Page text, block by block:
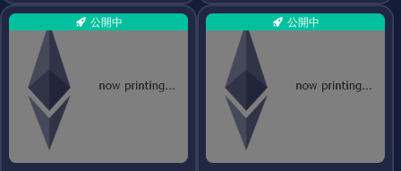
公開中 公開中